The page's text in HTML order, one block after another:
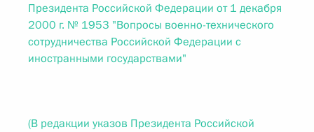
Президента Российской Федерации от 1 декабря
2000 г. № 1953 "Вопросы военно-технического
сотрудничества Российской Федерации с
иностранными государствами"
(В редакции указов Президента Российской